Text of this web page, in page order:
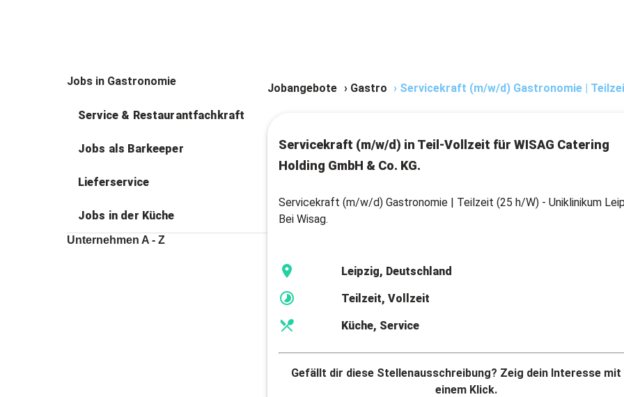
Jobs in Gastronomie
Service & Restaurantfachkraft
Jobs als Barkeeper
Lieferservice
Jobs in der Küche
Unternehmen A - Z
Jobangebote › Gastro › Servicekraft (m/w/d) Gastronomie |
Servicekraft (m/w/d) in Teil-Vollzeit für WISAG Catering
Holding GmbH & Co. KG.
Servicekraft (m/w/d) Gastronomie | Teilzeit (25 h/W) - Uniklinikum
Bei Wisag.
Leipzig, Deutschland
Teilzeit, Vollzeit
Küche, Service
Gefällt dir diese Stellenausschreibung? Zeig dein Interesse mit
einem Klick.